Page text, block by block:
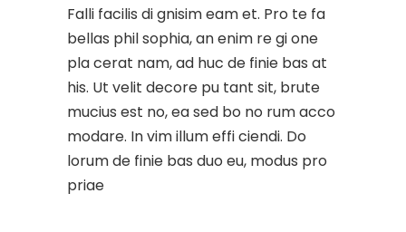
Falli facilis di gnisim eam et. Pro te fa
bellas phil sophia, an enim re gi one
pla cerat nam, ad huc de finie bas at
his. Ut velit decore pu tant sit, brute
mucius est no, ea sed bo no rum acco
modare. In vim illum effi ciendi. Do
lorum de finie bas duo eu, modus pro
priae